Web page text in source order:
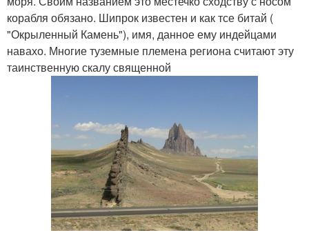
корабля обязано. Шипрок известен и как тсе битай (
"Окрыленный Камень"), имя, данное ему индейцами
навахо. Многие туземные племена региона считают эту
таинственную скалу священной